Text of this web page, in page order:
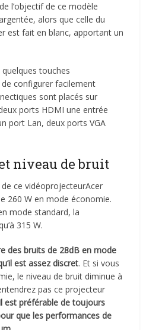
l’objectif de ce modèle
alors que celle du
est fait en blanc, apportant un
touches
configurer facilement
sont placés sur
ports HDMI une entrée
port Lan, deux ports VGA
niveau de bruit
ce vidéoprojecteurAcer
260 W en mode économie.
mode standard, la
315 W.
des bruits de 28dB en mode
est assez discret. Et si vous
le niveau de bruit diminue à
pas ce projecteur
est préférable de toujours
que les performances de